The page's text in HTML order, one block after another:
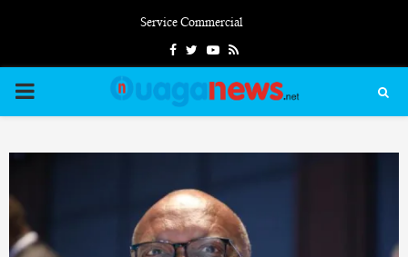
Service Commercial
FacebookTwitterYoutube
Rss
PRIMARY